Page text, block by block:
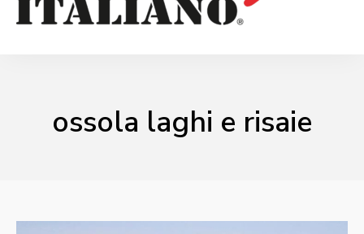
Ricettario
di ricette
ossola laghi e risaie